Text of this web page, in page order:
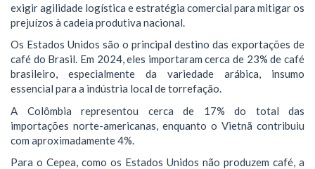
exigir agilidade logística e estratégia comercial para mitigar os
prejuízos à cadeia produtiva nacional.
Os Estados Unidos são o principal destino das exportações de
café do Brasil. Em 2024, eles importaram cerca de 23% de café
brasileiro, especialmente da variedade arábica, insumo
essencial para a indústria local de torrefação.
A Colômbia representou cerca de 17% do total das
importações norte-americanas, enquanto o Vietnã contribuiu
com aproximadamente 4%.
Para o Cepea, como os Estados Unidos não produzem café, a